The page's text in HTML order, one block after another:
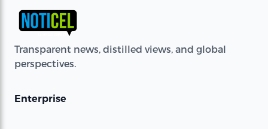
Transparent news, distilled views, and global
perspectives.
Enterprise